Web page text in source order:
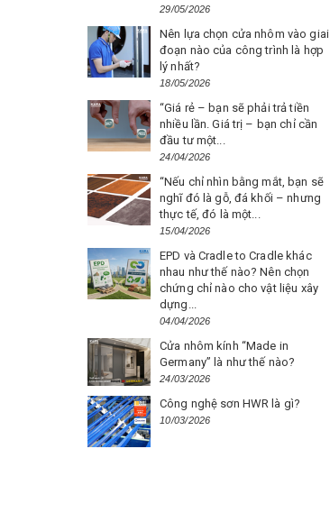
29/05/2026
Nên lựa chọn cửa nhôm vào giai
đoạn nào của công trình là hợp
lý nhất?
18/05/2026
“Giá rẻ – bạn sẽ phải trả tiền
nhiều lần. Giá trị – bạn chỉ cần
đầu tư một...
24/04/2026
“Nếu chỉ nhìn bằng mắt, bạn sẽ
nghĩ đó là gỗ, đá khối – nhưng
thực tế, đó là một...
15/04/2026
EPD và Cradle to Cradle khác
nhau như thế nào? Nên chọn
chứng chỉ nào cho vật liệu xây
dựng...
04/04/2026
Cửa nhôm kính “Made in
Germany” là như thế nào?
24/03/2026
Công nghệ sơn HWR là gì?
10/03/2026